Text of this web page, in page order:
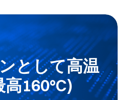
として高温
160°C)